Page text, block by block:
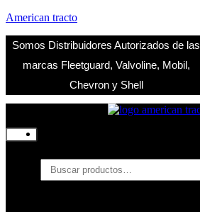
American tracto
Somos Distribuidores Autorizados de las
marcas Fleetguard, Valvoline, Mobil,
Chevron y Shell
Productos
Filtros